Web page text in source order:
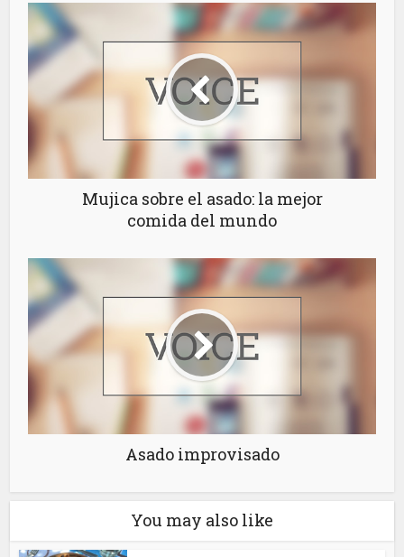
Mujica sobre el asado: la mejor
comida del mundo
Asado improvisado
You may also like